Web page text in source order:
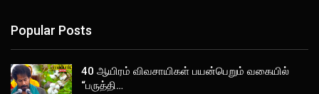
Popular Posts
40 ஆயிரம் விவசாயிகள் பயன்பெறும் வகையில்
“பருத்தி…